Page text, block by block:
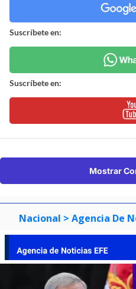
Suscríbete en:
Suscríbete en:
Mostrar
Nacional > Agencia De